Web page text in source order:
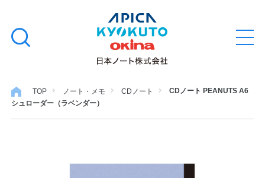
文
キ
ッ
開
検
る
ノート・メモ
TOP ノート・メモ CDノート
CDノート PEANUTS A6
シュローダー（ラベンダー）